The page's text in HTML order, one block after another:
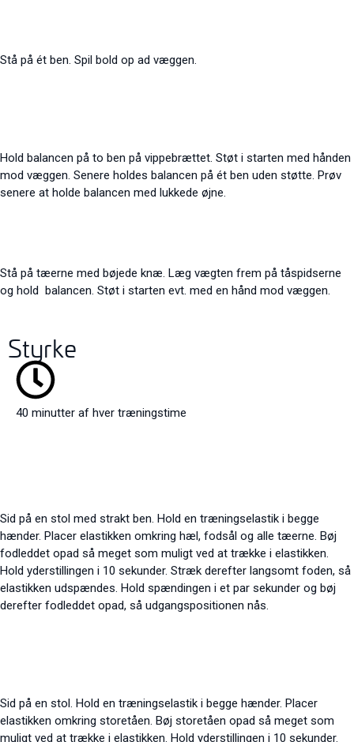
Stå på ét ben. Spil bold op ad væggen.
Hold balancen på to ben på vippebrættet. Støt i starten med hånden
mod væggen. Senere holdes balancen på ét ben uden støtte. Prøv
senere at holde balancen med lukkede øjne.
Stå på tæerne med bøjede knæ. Læg vægten frem på tåspidserne
og hold balancen. Støt i starten evt. med en hånd mod væggen.
Styrke
40 minutter af hver træningstime
Sid på en stol med strakt ben. Hold en træningselastik i begge
hænder. Placer elastikken omkring hæl, fodsål og alle tæerne. Bøj
fodleddet opad så meget som muligt ved at trække i elastikken.
Hold yderstillingen i 10 sekunder. Stræk derefter langsomt foden, så
elastikken udspændes. Hold spændingen i et par sekunder og bøj
derefter fodleddet opad, så udgangspositionen nås.
Sid på en stol. Hold en træningselastik i begge hænder. Placer
elastikken omkring storetåen. Bøj storetåen opad så meget som
muligt ved at trække i elastikken. Hold yderstillingen i 10 sekunder.